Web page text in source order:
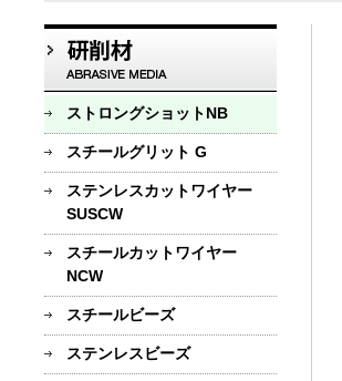
ストロングショットNB
スチールグリット G
ステンレスカットワイヤー
SUSCW
スチールカットワイヤー
NCW
スチールビーズ
ステンレスビーズ